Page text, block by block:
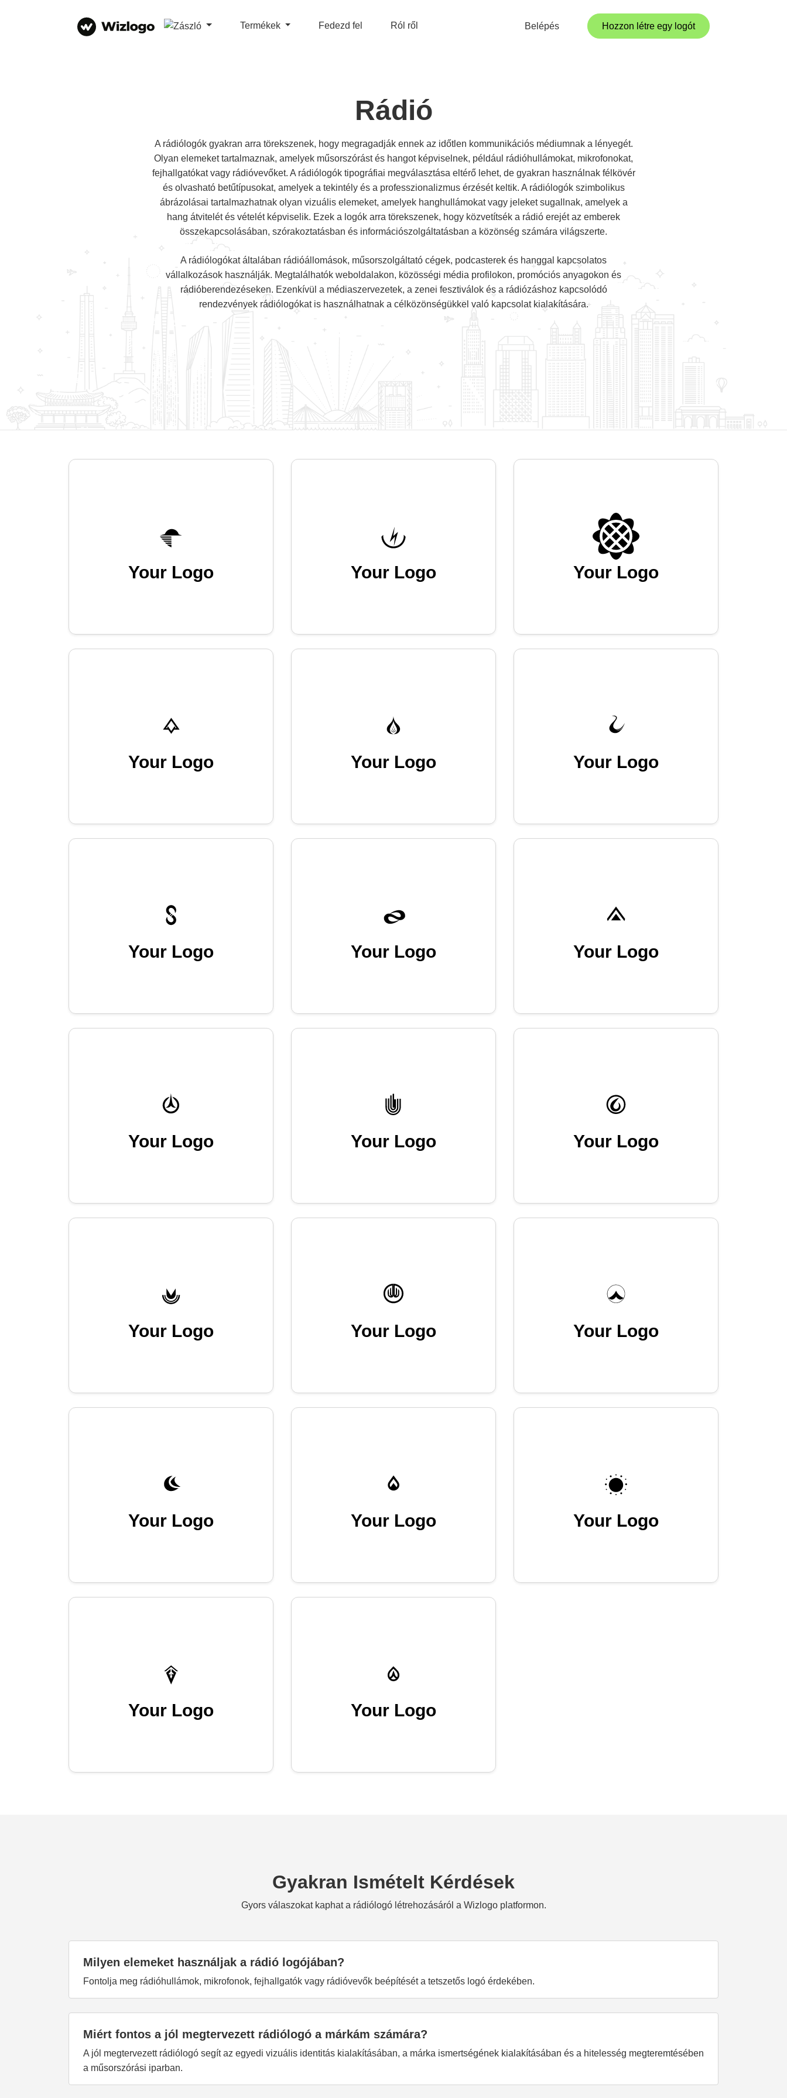
Termékek Fedezd fel Ról ről Belépés Hozzon létre egy logót
Rádió
A rádiólogók gyakran arra törekszenek, hogy megragadják ennek az időtlen kommunikációs médiumnak a lényegét.
Olyan elemeket tartalmaznak, amelyek műsorszórást és hangot képviselnek, például rádióhullámokat, mikrofonokat,
fejhallgatókat vagy rádióvevőket. A rádiólogók tipográfiai megválasztása eltérő lehet, de gyakran használnak félkövér
és olvasható betűtípusokat, amelyek a tekintély és a professzionalizmus érzését keltik. A rádiólogók szimbolikus
ábrázolásai tartalmazhatnak olyan vizuális elemeket, amelyek hanghullámokat vagy jeleket sugallnak, amelyek a
hang átvitelét és vételét képviselik. Ezek a logók arra törekszenek, hogy közvetítsék a rádió erejét az emberek
összekapcsolásában, szórakoztatásban és információszolgáltatásban a közönség számára világszerte.
A rádiólogókat általában rádióállomások, műsorszolgáltató cégek, podcasterek és hanggal kapcsolatos
vállalkozások használják. Megtalálhatók weboldalakon, közösségi média profilokon, promóciós anyagokon és
rádióberendezéseken. Ezenkívül a médiaszervezetek, a zenei fesztiválok és a rádiózáshoz kapcsolódó
rendezvények rádiólogókat is használhatnak a célközönségükkel való kapcsolat kialakítására.
Your Logo Your Logo Your Logo
Your Logo Your Logo Your Logo
Your Logo Your Logo Your Logo
Your Logo Your Logo Your Logo
Your Logo Your Logo Your Logo
Your Logo Your Logo Your Logo
Your Logo Your Logo
Gyakran Ismételt Kérdések
Gyors válaszokat kaphat a rádiólogó létrehozásáról a Wizlogo platformon.
Milyen elemeket használjak a rádió logójában?
Fontolja meg rádióhullámok, mikrofonok, fejhallgatók vagy rádióvevők beépítését a tetszetős logó érdekében.
Miért fontos a jól megtervezett rádiólogó a márkám számára?
A jól megtervezett rádiólogó segít az egyedi vizuális identitás kialakításában, a márka ismertségének kialakításában és a hitelesség megteremtésében
a műsorszórási iparban.